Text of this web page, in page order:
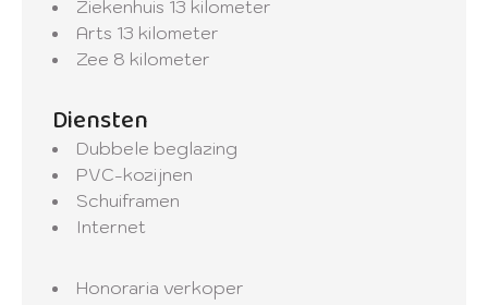
Ziekenhuis 13 kilometer
Arts 13 kilometer
Zee 8 kilometer
Diensten
Dubbele beglazing
PVC-kozijnen
Schuiframen
Internet
Honoraria verkoper